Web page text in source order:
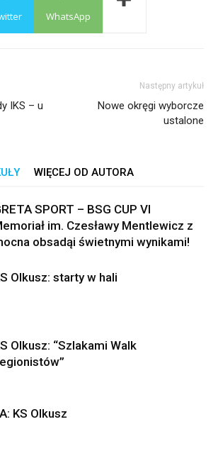
WhatsApp
IKS – u
Następny artykuł
Nowe okręgi wyborcze
ustalone
WIĘCEJ OD AUTORA
SPORT – BSG CUP VI
im. Czesławy Mentlewicz z
obsadąi świetnymi wynikami!
Olkusz: starty w hali
Olkusz: “Szlakami Walk
KS Olkusz